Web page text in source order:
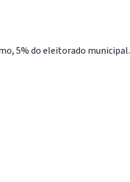
5% do eleitorado municipal.